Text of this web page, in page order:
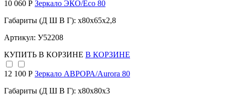
10 060 Р Зеркало ЭКО/Eco 80
Габариты (Д Ш В Г): x80x65x2,8
Артикул: У52208
КУПИТЬ В КОРЗИНЕ В КОРЗИНЕ
12 100 Р Зеркало АВРОРА/Aurora 80
Габариты (Д Ш В Г): x80x80x3